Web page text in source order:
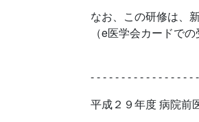
なお、この研修は、
（e医学会カードで
- - - - - - - - - - - - - - - - -
平成２９年度 病院前